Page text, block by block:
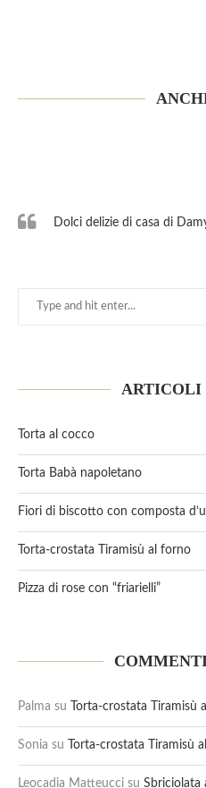
Dolci delizie di casa di
ARTICOLI
Torta al cocco
Torta Babà napoletano
Fiori di biscotto con composta
Torta-crostata Tiramisù al forno
Pizza di rose con “friarielli”
Palma su Torta-crostata Tiramisù
Sonia su Torta-crostata Tiramisù
Leocadia Matteucci su Sbriciolata